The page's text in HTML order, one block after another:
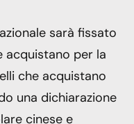
sarà fissato
acquistano per la
che acquistano
una dichiarazione
cinese e